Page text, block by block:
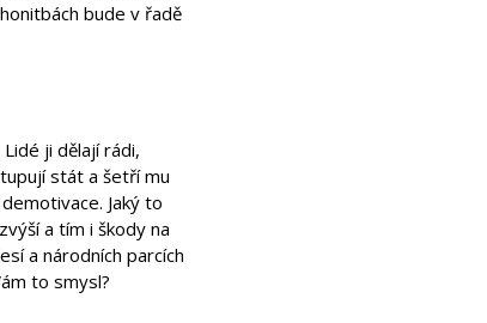
bude v řadě
ji dělají rádi,
stát a šetří mu
Jaký to
a tím i škody na
a národních parcích
to smysl?